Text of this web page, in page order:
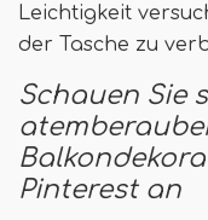
Leichtigkeit
der Tasche zu
Schauen Sie
Pinterest an